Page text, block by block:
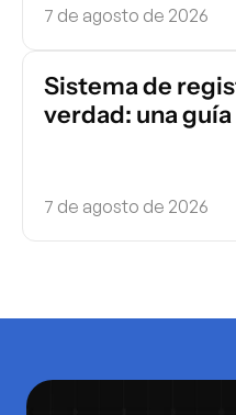
7 de agosto de 2026
Sistema de
verdad: una
7 de agosto de 2026